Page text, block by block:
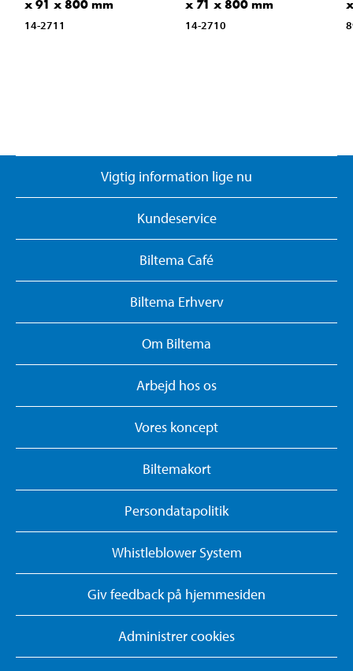
x 91 x 800 mm
14-2711
x 71 x 800 mm
14-2710
Vigtig information lige nu
Kundeservice
Biltema Café
Biltema Erhverv
Om Biltema
Arbejd hos os
Vores koncept
Biltemakort
Persondatapolitik
Whistleblower System
Giv feedback på hjemmesiden
Administrer cookies